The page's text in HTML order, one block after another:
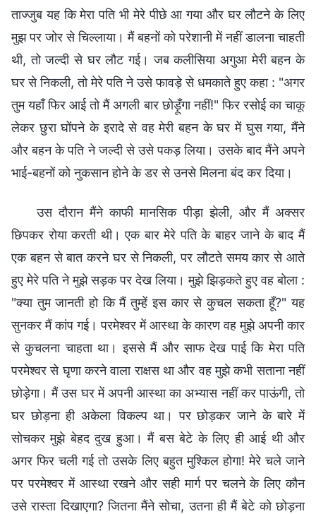
ताज्जुब यह कि मेरा पति भी मेरे पीछे आ गया और घर लौटने के लिए
मुझ पर जोर से चिल्लाया। मैं बहनों को परेशानी में नहीं डालना चाहती
थी, तो जल्दी से घर लौट गई। जब कलीसिया अगुआ मेरी बहन के
घर से निकली, तो मेरे पति ने उसे फावड़े से धमकाते हुए कहा : "अगर
तुम यहाँ फिर आई तो मैं अगली बार छोड़ूँगा नहीं!" फिर रसोई का चाकू
लेकर छुरा घोंपने के इरादे से वह मेरी बहन के घर में घुस गया, मैंने
और बहन के पति ने जल्दी से उसे पकड़ लिया। उसके बाद मैंने अपने
भाई-बहनों को नुकसान होने के डर से उनसे मिलना बंद कर दिया।
उस दौरान मैंने काफी मानसिक पीड़ा झेली, और मैं अक्सर
छिपकर रोया करती थी। एक बार मेरे पति के बाहर जाने के बाद मैं
एक बहन से बात करने घर से निकली, पर लौटते समय कार से आते
हुए मेरे पति ने मुझे सड़क पर देख लिया। मुझे झिड़कते हुए वह बोला :
"क्या तुम जानती हो कि मैं तुम्हें इस कार से कुचल सकता हूँ?" यह
सुनकर मैं कांप गई। परमेश्वर में आस्था के कारण वह मुझे अपनी कार
से कुचलना चाहता था। इससे मैं और साफ देख पाई कि मेरा पति
परमेश्वर से घृणा करने वाला राक्षस था और वह मुझे कभी सताना नहीं
छोड़ेगा। मैं उस घर में अपनी आस्था का अभ्यास नहीं कर पाऊंगी, तो
घर छोड़ना ही अकेला विकल्प था। पर छोड़कर जाने के बारे में
सोचकर मुझे बेहद दुख हुआ। मैं बस बेटे के लिए ही आई थी और
अगर फिर चली गई तो उसके लिए बहुत मुश्किल होगा! मेरे चले जाने
पर परमेश्वर में आस्था रखने और सही मार्ग पर चलने के लिए कौन
उसे रास्ता दिखाएगा? जितना मैंने सोचा, उतना ही मैं बेटे को छोड़ना